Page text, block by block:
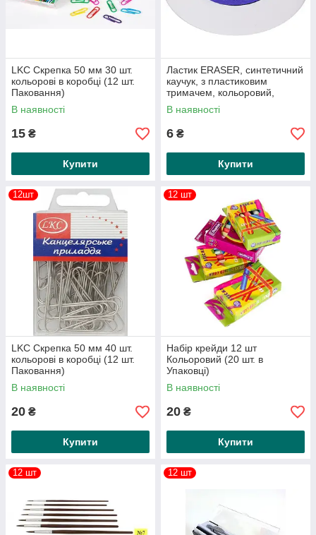
LKC Скрепка 50 мм 30 шт.
кольорові в коробці (12 шт.
Паковання)
В наявності
15 ₴
Купити
Ластик ERASER, синтетичний
каучук, з пластиковим
тримачем, кольоровий,
овальний, розмір 40 мм
В наявності
6 ₴
Купити
12шт
LKC Скрепка 50 мм 40 шт.
кольорові в коробці (12 шт.
Паковання)
В наявності
20 ₴
Купити
12 шт
Набір крейди 12 шт
Кольоровий (20 шт. в
Упаковці)
В наявності
20 ₴
Купити
12 шт 12 шт